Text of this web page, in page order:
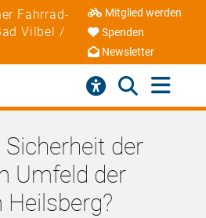
Fahrrad-
Vilbel /
Mitglied werden
Spenden
Newsletter
der
Umfeld der
Heilsberg?